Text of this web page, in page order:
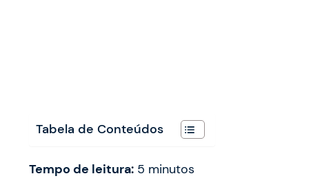
Tabela de Conteúdos
Tempo de leitura: 5 minutos